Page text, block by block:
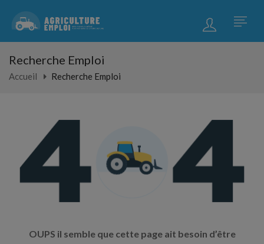
Recherche Emploi
Accueil Recherche Emploi
OUPS il semble que cette page ait besoin d’être